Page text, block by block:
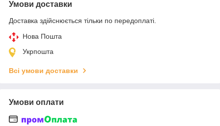
Умови доставки
Доставка здійснюється тільки по передоплаті.
Нова Пошта
Укрпошта
Всі умови доставки
Умови оплати